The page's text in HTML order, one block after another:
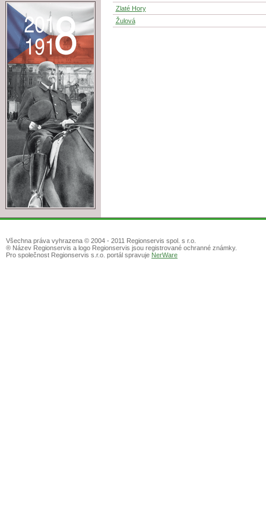
Zlaté Hory
Žulová
Všechna práva vyhrazena © 2004 - 2011 Regionservis spol. s r.o.
® Název Regionservis a logo Regionservis jsou registrované ochranné známky.
Pro společnost Regionservis s.r.o. portál spravuje NerWare